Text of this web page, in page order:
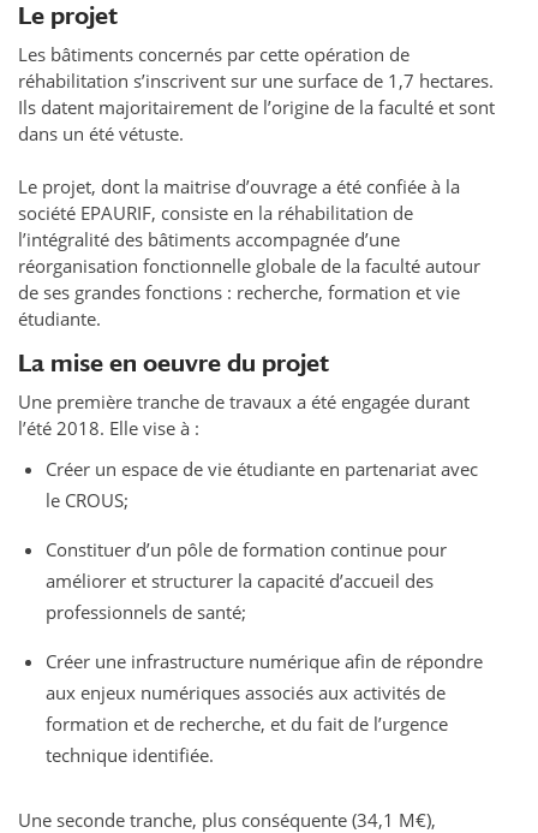
Le projet
Les bâtiments concernés par cette opération de
réhabilitation s’inscrivent sur une surface de 1,7 hectares.
Ils datent majoritairement de l’origine de la faculté et sont
dans un été vétuste.
Le projet, dont la maitrise d’ouvrage a été confiée à la
société EPAURIF, consiste en la réhabilitation de
l’intégralité des bâtiments accompagnée d’une
réorganisation fonctionnelle globale de la faculté autour
de ses grandes fonctions : recherche, formation et vie
étudiante.
La mise en oeuvre du projet
Une première tranche de travaux a été engagée durant
l’été 2018. Elle vise à :
Créer un espace de vie étudiante en partenariat avec
le CROUS;
Constituer d’un pôle de formation continue pour
améliorer et structurer la capacité d’accueil des
professionnels de santé;
Créer une infrastructure numérique afin de répondre
aux enjeux numériques associés aux activités de
formation et de recherche, et du fait de l’urgence
technique identifiée.
Une seconde tranche, plus conséquente (34,1 M€),